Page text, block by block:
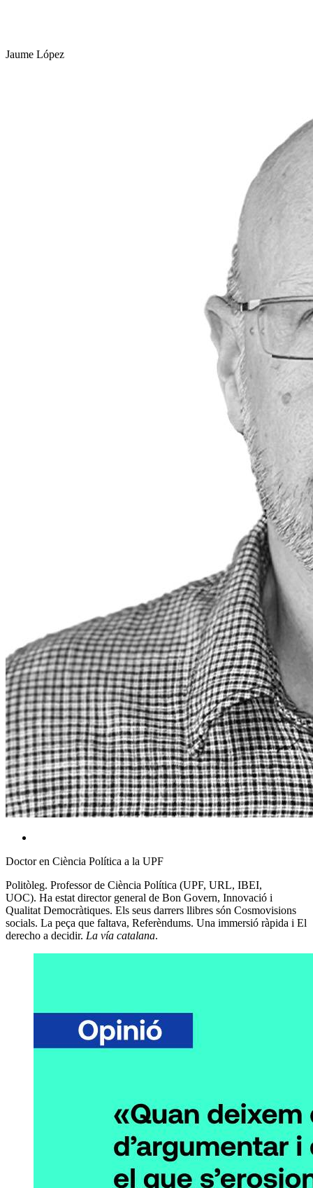
Jaume López
Doctor en Ciència Política a la UPF
Politòleg. Professor de Ciència Política (UPF, URL, IBEI,
UOC). Ha estat director general de Bon Govern, Innovació i
Qualitat Democràtiques. Els seus darrers llibres són Cosmovisions
socials. La peça que faltava, Referèndums. Una immersió ràpida i El
derecho a decidir. La vía catalana.